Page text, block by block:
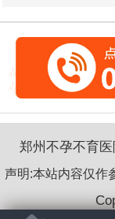
郑州不孕不育医
声明:本站内容仅作